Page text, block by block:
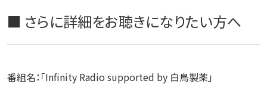
■ さらに詳細をお聴きになりたい方へ
番組名：「Infinity Radio supported by 白鳥製薬」